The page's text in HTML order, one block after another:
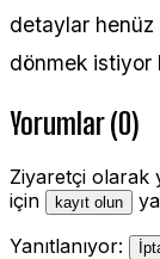
detaylar henüz
dönmek istiyor
Yorumlar (0)
Ziyaretçi olarak
için
kayıt olun
Yanıtlanıyor: